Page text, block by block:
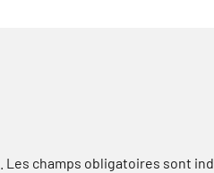
Les champs obligatoires sont